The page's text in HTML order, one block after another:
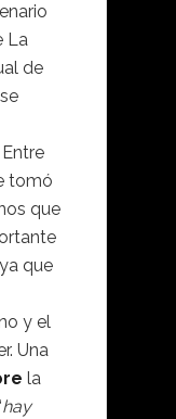
La
de
Entre
tomó
que
que
y el
Una
la
hay